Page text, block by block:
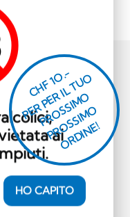
ai
HO CAPITO
CHF 1O.-
P
E
R
P
E
R I
L
T
U
O
P
R
O
S
SI
M
O
P
R
O
S
SI
M
O
O
R
DI
N
E!